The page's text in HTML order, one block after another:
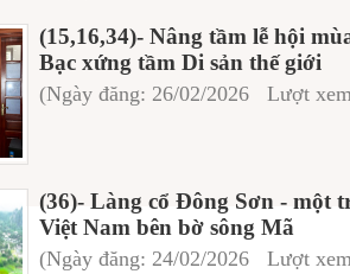
(15,16,34)- Nâng tầm lễ hội
Bạc xứng tầm Di sản thế giới
(Ngày đăng: 26/02/2026 Lượt
(36)- Làng cổ Đông Sơn - một
Việt Nam bên bờ sông Mã
(Ngày đăng: 24/02/2026 Lượt